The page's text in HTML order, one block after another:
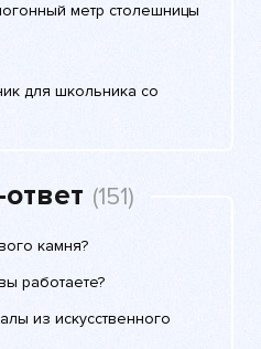
метр столешницы
для школьника со
(151)
камня?
работаете?
из искусственного